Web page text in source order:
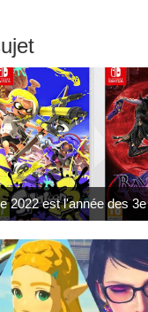
2022 est l'année des